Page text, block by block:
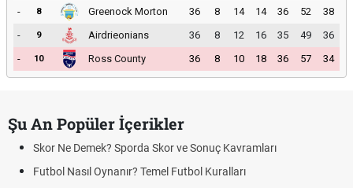
-
8 Greenock Morton 36 8 14 14 36 52
38
-
9 Airdrieonians 36 8 12 16 35 49
36
-
10 Ross County 36 8 10 18 36 57 34
Şu An Popüler İçerikler
Skor Ne Demek? Sporda Skor ve Sonuç Kavramları
Futbol Nasıl Oynanır? Temel Futbol Kuralları